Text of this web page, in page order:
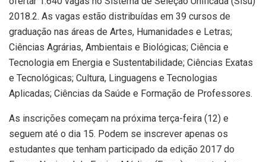
2018.2. As vagas estão distribuídas em 39 cursos de
graduação nas áreas de Artes, Humanidades e Letras;
Ciências Agrárias, Ambientais e Biológicas; Ciência e
Tecnologia em Energia e Sustentabilidade; Ciências Exatas
e Tecnológicas; Cultura, Linguagens e Tecnologias
Aplicadas; Ciências da Saúde e Formação de Professores.
As inscrições começam na próxima terça-feira (12) e
seguem até o dia 15. Podem se inscrever apenas os
estudantes que tenham participado da edição 2017 do